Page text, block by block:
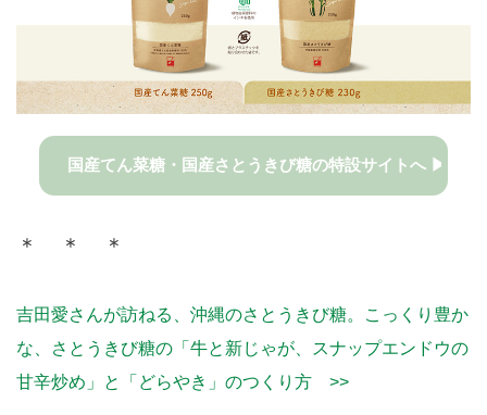
国産てん菜糖・国産さとうきび糖の特設サイトへ ▶
＊ ＊ ＊
吉田愛さんが訪ねる、沖縄のさとうきび糖。こっくり豊か
な、さとうきび糖の「牛と新じゃが、スナップエンドウの
甘辛炒め」と「どらやき」のつくり方 >>